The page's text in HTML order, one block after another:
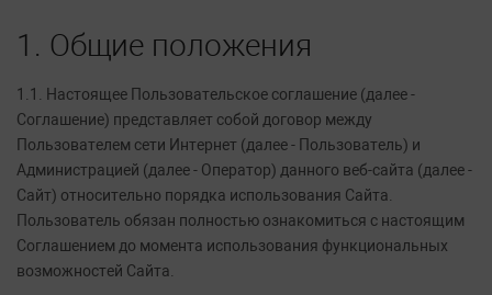
1. Общие положения
1.1. Настоящее Пользовательское соглашение (далее -
Соглашение) представляет собой договор между
Пользователем сети Интернет (далее - Пользователь) и
Администрацией (далее - Оператор) данного веб-сайта (далее -
Сайт) относительно порядка использования Сайта.
Пользователь обязан полностью ознакомиться с настоящим
Соглашением до момента использования функциональных
возможностей Сайта.